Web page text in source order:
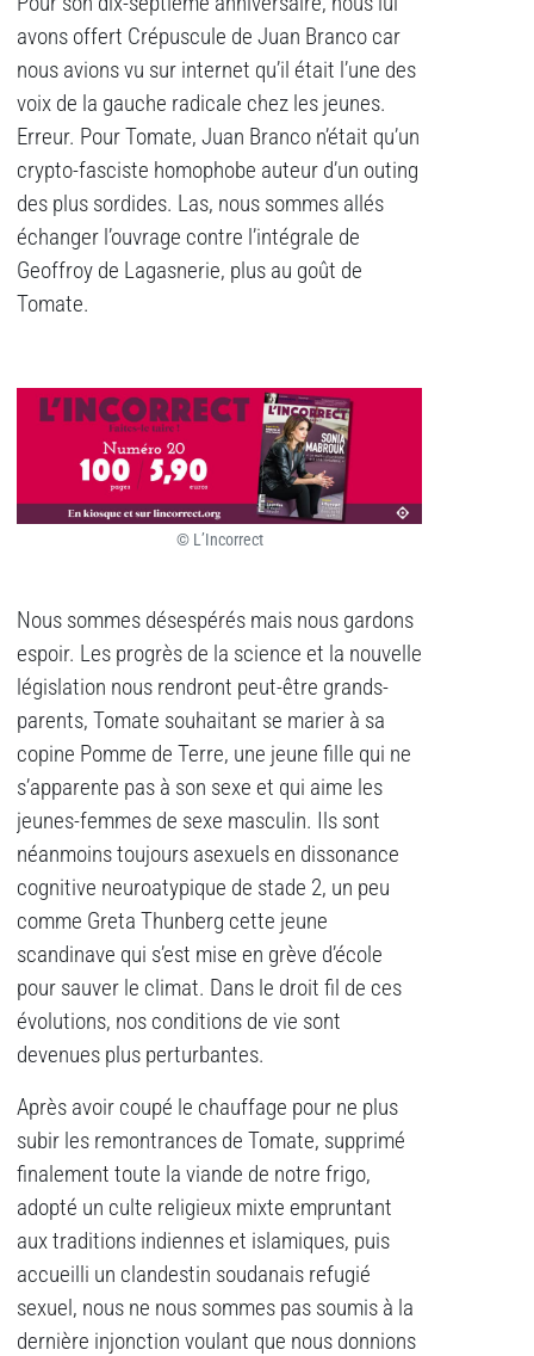
avons offert Crépuscule de Juan Branco car
nous avions vu sur internet qu’il était l’une des
voix de la gauche radicale chez les jeunes.
Erreur. Pour Tomate, Juan Branco n’était qu’un
crypto-fasciste homophobe auteur d’un outing
des plus sordides. Las, nous sommes allés
échanger l’ouvrage contre l’intégrale de
Geoffroy de Lagasnerie, plus au goût de
Tomate.
© L’Incorrect
Nous sommes désespérés mais nous gardons
espoir. Les progrès de la science et la nouvelle
législation nous rendront peut-être grands-
parents, Tomate souhaitant se marier à sa
copine Pomme de Terre, une jeune fille qui ne
s’apparente pas à son sexe et qui aime les
jeunes-femmes de sexe masculin. Ils sont
néanmoins toujours asexuels en dissonance
cognitive neuroatypique de stade 2, un peu
comme Greta Thunberg cette jeune
scandinave qui s’est mise en grève d’école
pour sauver le climat. Dans le droit fil de ces
évolutions, nos conditions de vie sont
devenues plus perturbantes.
Après avoir coupé le chauffage pour ne plus
subir les remontrances de Tomate, supprimé
finalement toute la viande de notre frigo,
adopté un culte religieux mixte empruntant
aux traditions indiennes et islamiques, puis
accueilli un clandestin soudanais refugié
sexuel, nous ne nous sommes pas soumis à la
dernière injonction voulant que nous donnions